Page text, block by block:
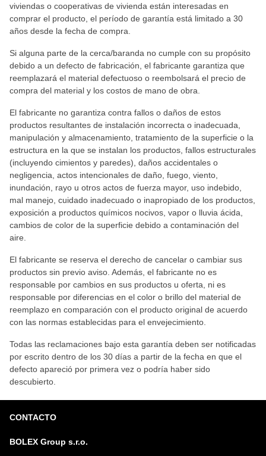
viviendas o cooperativas de vivienda están interesadas en
comprar el producto, el período de garantía está limitado a 30
años desde la fecha de compra.
Si alguna parte de la cerca/baranda no cumple con su propósito
debido a un defecto de fabricación, el fabricante garantiza que
reemplazará el material defectuoso o reembolsará el precio de
compra del material y los costos de mano de obra.
El fabricante no garantiza contra fallos o daños de estos
productos resultantes de instalación incorrecta o inadecuada,
manipulación y almacenamiento, tratamiento de la superficie o la
estructura en la que se instalan los productos, fallos estructurales
(incluyendo cimientos y paredes), daños accidentales o
negligencia, actos intencionales de daño, fuego, viento,
inundación, rayo u otros actos de fuerza mayor, uso indebido,
mal manejo, cuidado inadecuado o inapropiado de los productos,
exposición a productos químicos nocivos, vapor o lluvia ácida,
cambios de color de la superficie debido a contaminación del
aire.
El fabricante se reserva el derecho de cancelar o cambiar sus
productos sin previo aviso. Además, el fabricante no es
responsable por cambios en sus productos u oferta, ni es
responsable por diferencias en el color o brillo del material de
reemplazo en comparación con el producto original de acuerdo
con las normas establecidas para el envejecimiento.
Todas las reclamaciones bajo esta garantía deben ser notificadas
por escrito dentro de los 30 días a partir de la fecha en que el
defecto apareció por primera vez o podría haber sido
descubierto.
CONTACTO
BOLEX Group s.r.o.